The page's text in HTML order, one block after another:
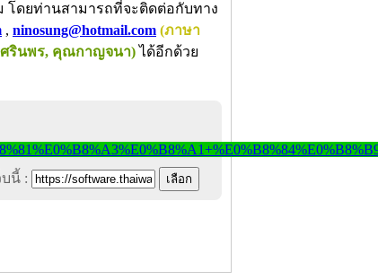
โดยท่านสามารถที่จะติดต่อกับทาง
, ninosung@hotmail.com (ภาษา
ณศรินพร, คุณกาญจนา) ได้อีกด้วย
นี้ :